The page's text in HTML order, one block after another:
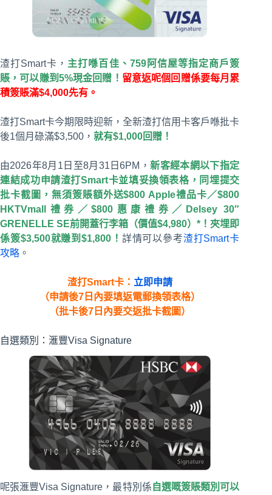
渣打Smart卡， 主打喺百佳、759阿信屋等指定商戶簽
賬，可以賺到5%現金回贈！ 留意返呢個回贈係要每月累
積簽賬滿$4,000先有。
渣打Smart卡今期限時迎新，全新渣打信用卡客戶喺批卡
後1個月碌滿$3,500， 就有$1,000回贈！
由2026年8月1日至8月31日6PM，新客經本網以下指定
連結成功申請渣打Smart卡並填妥換領表格，同埋提交
批卡截圖，無須簽賬額外送$800 Apple禮品卡／$800
HKTVmall禮券／$800惠康禮券／Delsey 30″
GRENELLE SE前開蓋行李箱（價值$4,980）*！夾埋即
係簽$3,500就賺到$1,800！ 詳情可以參考渣打Smart卡
攻略 。
渣打Smart卡： 立即申請
（申請後7日內要填返電郵換領表格）
（批卡後7日內要交返批卡截圖）
自選類別：滙豐Visa Signature
呢張滙豐Visa Signature，最特別係 自選嘅簽賬類別可以